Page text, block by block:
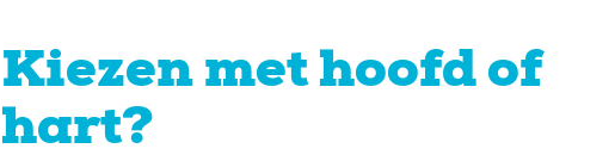
Kiezen met hoofd of
hart?